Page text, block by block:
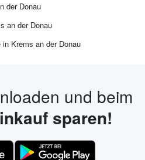
der Donau
an der Donau
Krems an der Donau
und beim
sparen!